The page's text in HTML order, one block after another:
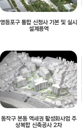
영등포구 통합 신청사 기본 및 실시
설계용역
동작구 본동 역세권 활성화사업 주
상복합 신축공사 2차